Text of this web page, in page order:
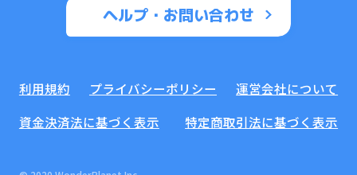
ヘルプ・お問い合わせ
利用規約 プライバシーポリシー
運営会社について
資金決済法に基づく表示
特定商取引法に基づく表示